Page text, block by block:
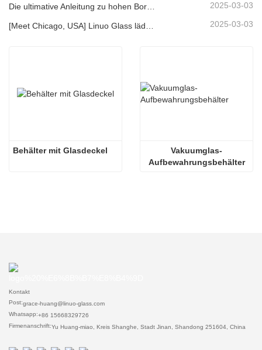
Die ultimative Anleitung zu hohen Borosilikat -Glasfutter -Lagerbehältern 2025-03-03
2025-03-03
Behälter mit Glasdeckel
Vakuumglas-
Aufbewahrungsbehälter
Kontakt
Post:grace-huang@linuo-glass.com
Whatsapp:+86 15668329726
Firmenanschrift:Yu Huang-miao, Kreis Shanghe, Stadt Jinan, Shandong 251604, China